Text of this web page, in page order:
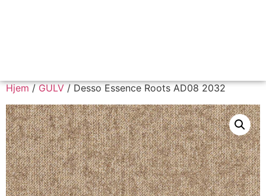
Hjem/GULV/ Desso Essence Roots AD08 2032